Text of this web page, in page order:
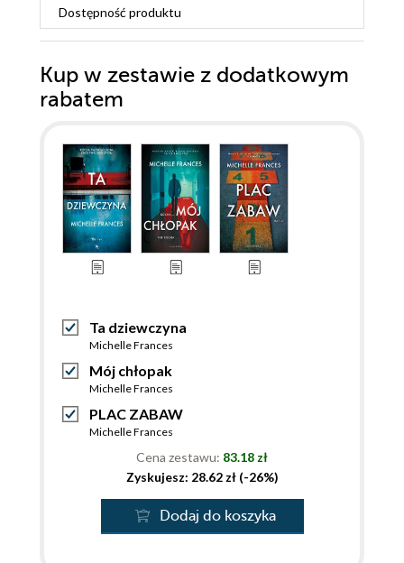
Dostępność produktu
Kup w zestawie z dodatkowym
rabatem
Ta dziewczyna
Michelle Frances
Mój chłopak
Michelle Frances
PLAC ZABAW
Michelle Frances
Cena zestawu: 83.18 zł
Zyskujesz: 28.62 zł (-26%)
Dodaj do koszyka